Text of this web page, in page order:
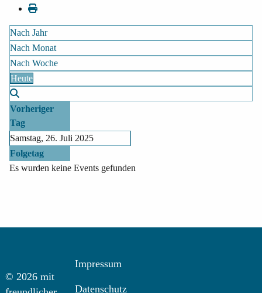
Nach Jahr
Nach Monat
Nach Woche
Heute
Vorheriger
Tag
Samstag, 26. Juli 2025
Folgetag
Es wurden keine Events gefunden
© 2026 mit
Impressum
Datenschutz